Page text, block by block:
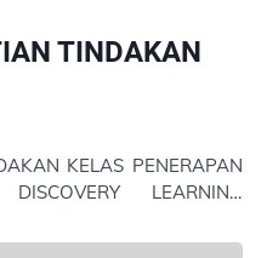
TINDAKAN
KELAS PENERAPAN
LEARNING